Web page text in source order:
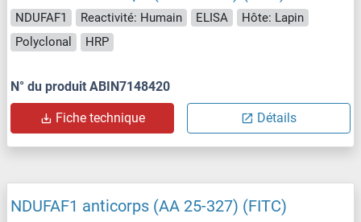
NDUFAF1 Reactivité: Humain ELISA
Hôte: Lapin
Polyclonal
HRP
N° du produit ABIN7148420
Fiche technique Détails
NDUFAF1 anticorps (AA 25-327) (FITC)